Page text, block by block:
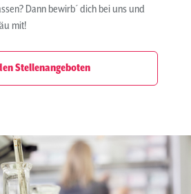
Dann bewirb´ dich bei uns und
mit!
Stellenangeboten